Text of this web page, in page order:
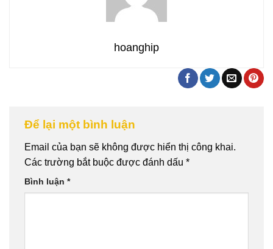
hoanghip
Để lại một bình luận
Email của bạn sẽ không được hiển thị công khai.
Các trường bắt buộc được đánh dấu *
Bình luận *